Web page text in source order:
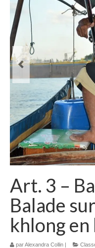
Paludisme en
Les articles de
Laos
Carte du Laos
Laos – infos
Paludisme au
Les articles du
Vietnam
Carte du
Vietnam – Infos
Paludisme au
Les articles du
Art. 3 –
Balade
khlong
parAlexandra Collin |